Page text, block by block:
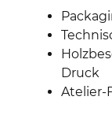
Druck
Atelier-